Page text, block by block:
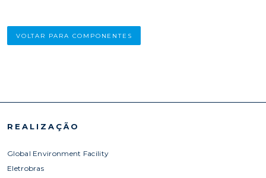
VOLTAR PARA COMPONENTES
REALIZAÇÃO
Global Environment Facility
Eletrobras